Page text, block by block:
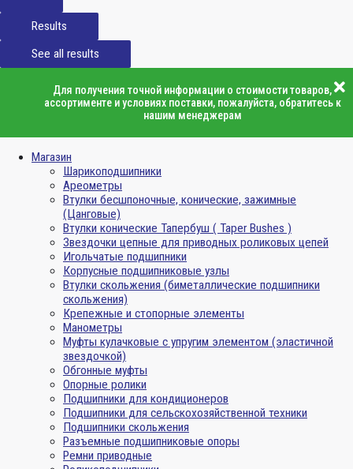
Results
See all results
Для получения точной информации о стоимости товаров,
ассортименте и условиях поставки, пожалуйста, обратитесь к
нашим менеджерам
Магазин
Шарикоподшипники
Ареометры
Втулки бесшпоночные, конические, зажимные
(Цанговые)
Втулки конические Тапербуш ( Taper Bushes )
Звездочки цепные для приводных роликовых цепей
Игольчатые подшипники
Корпусные подшипниковые узлы
Втулки скольжения (биметаллические подшипники
скольжения)
Крепежные и стопорные элементы
Манометры
Муфты кулачковые с упругим элементом (эластичной
звездочкой)
Обгонные муфты
Опорные ролики
Подшипники для кондиционеров
Подшипники для сельскохозяйственной техники
Подшипники скольжения
Разъемные подшипниковые опоры
Ремни приводные